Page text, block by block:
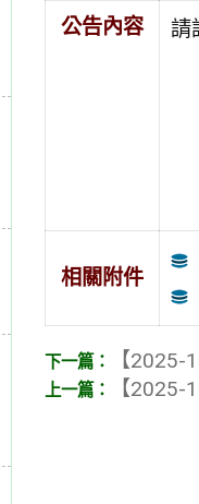
公告內容 請
相關附件
【2025-
【2025-